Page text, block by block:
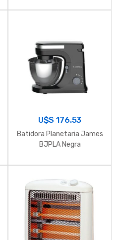
U$S176.53
Batidora Planetaria James
BJPLA Negra